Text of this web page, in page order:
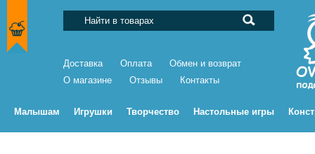
Доставка Оплата
Обмен и возврат
О магазине
Отзывы Контакты
Малышам Игрушки Творчество Настольные игры